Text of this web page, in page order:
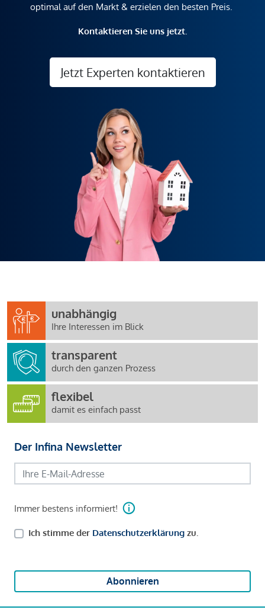
optimal auf den Markt & erzielen den besten Preis.
Kontaktieren Sie uns jetzt.
Jetzt Experten kontaktieren
unabhängig
Ihre Interessen im Blick
transparent
durch den ganzen Prozess
flexibel
damit es einfach passt
Der Infina Newsletter
Immer bestens informiert!
Ich stimme der Datenschutzerklärung zu.
Abonnieren